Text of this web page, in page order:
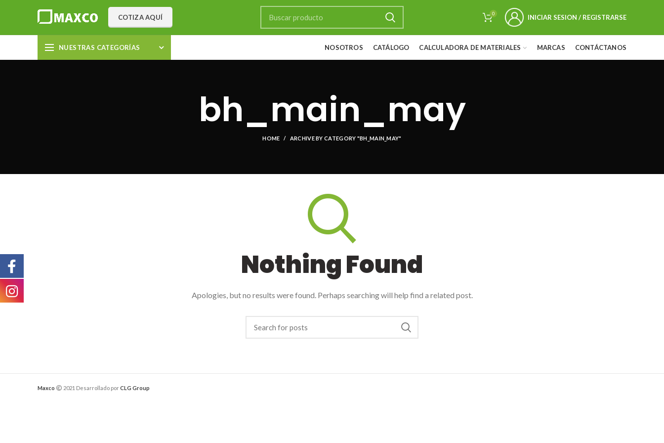
COTIZA AQUÍ 0 INICIAR SESION / REGISTRARSE
NUESTRAS CATEGORÍAS NOSOTROS CATÁLOGO CALCULADORA DE MATERIALES MARCAS CONTÁCTANOS
bh_main_may
HOME ARCHIVE BY CATEGORY "BH_MAIN_MAY"
Nothing Found
Apologies, but no results were found. Perhaps searching will help find a related post.
Maxco 2021 Desarrollado porCLG Group